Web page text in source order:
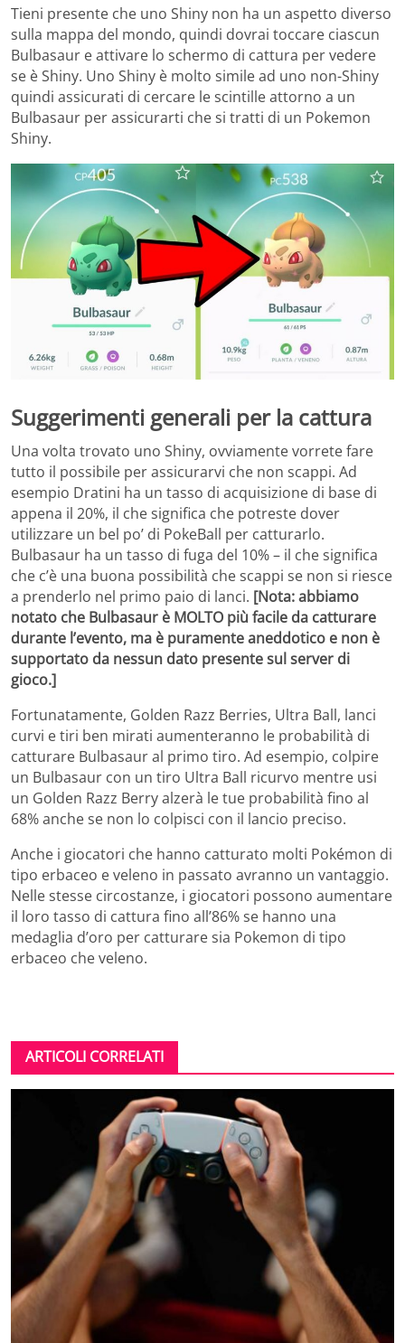
Tieni presente che uno Shiny non ha un aspetto diverso
sulla mappa del mondo, quindi dovrai toccare ciascun
Bulbasaur e attivare lo schermo di cattura per vedere
se è Shiny. Uno Shiny è molto simile ad uno non-Shiny
quindi assicurati di cercare le scintille attorno a un
Bulbasaur per assicurarti che si tratti di un Pokemon
Shiny.
Suggerimenti generali per la cattura
Una volta trovato uno Shiny, ovviamente vorrete fare
tutto il possibile per assicurarvi che non scappi. Ad
esempio Dratini ha un tasso di acquisizione di base di
appena il 20%, il che significa che potreste dover
utilizzare un bel po’ di PokeBall per catturarlo.
Bulbasaur ha un tasso di fuga del 10% – il che significa
che c’è una buona possibilità che scappi se non si riesce
a prenderlo nel primo paio di lanci. [Nota: abbiamo
notato che Bulbasaur è MOLTO più facile da catturare
durante l’evento, ma è puramente aneddotico e non è
supportato da nessun dato presente sul server di
gioco.]
Fortunatamente, Golden Razz Berries, Ultra Ball, lanci
curvi e tiri ben mirati aumenteranno le probabilità di
catturare Bulbasaur al primo tiro. Ad esempio, colpire
un Bulbasaur con un tiro Ultra Ball ricurvo mentre usi
un Golden Razz Berry alzerà le tue probabilità fino al
68% anche se non lo colpisci con il lancio preciso.
Anche i giocatori che hanno catturato molti Pokémon di
tipo erbaceo e veleno in passato avranno un vantaggio.
Nelle stesse circostanze, i giocatori possono aumentare
il loro tasso di cattura fino all’86% se hanno una
medaglia d’oro per catturare sia Pokemon di tipo
erbaceo che veleno.
ARTICOLI CORRELATI